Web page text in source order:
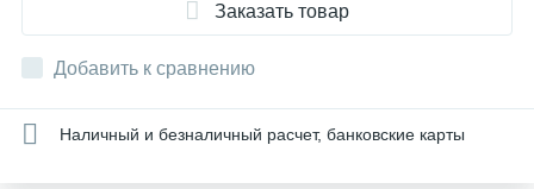
Заказать товар
Добавить к сравнению
Наличный и безналичный расчет, банковские карты